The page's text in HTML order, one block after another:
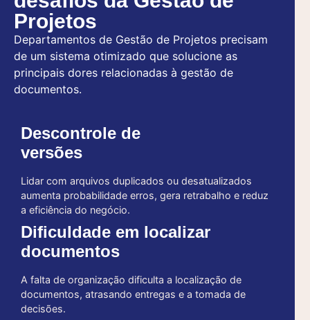
Projetos
Departamentos de Gestão de Projetos precisam
de um sistema otimizado que solucione as
principais dores relacionadas à gestão de
documentos.
Descontrole de
versões
Lidar com arquivos duplicados ou desatualizados
aumenta probabilidade erros, gera retrabalho e reduz
a eficiência do negócio.
Dificuldade em localizar
documentos
A falta de organização dificulta a localização de
documentos, atrasando entregas e a tomada de
decisões.